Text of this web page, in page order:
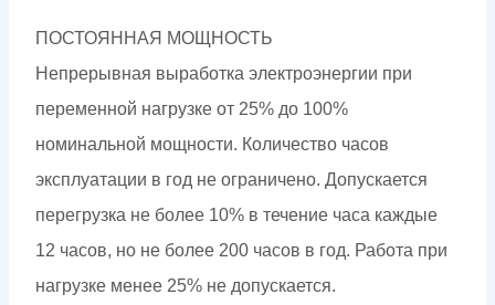
ПОСТОЯННАЯ МОЩНОСТЬ
Непрерывная выработка электроэнергии при
переменной нагрузке от 25% до 100%
номинальной мощности. Количество часов
эксплуатации в год не ограничено. Допускается
перегрузка не более 10% в течение часа каждые
12 часов, но не более 200 часов в год. Работа при
нагрузке менее 25% не допускается.